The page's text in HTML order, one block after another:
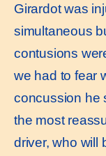
Girardot was
simultaneous
contusions
we had to fear
concussion he
the most
driver, who will